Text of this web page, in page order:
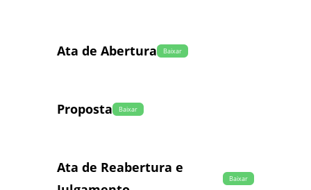
Ata de Abertura Baixar
Proposta Baixar
Ata de Reabertura e
Baixar